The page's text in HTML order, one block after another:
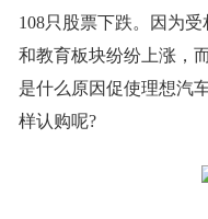
108只股票下跌。因为
和教育板块纷纷上涨，
是什么原因促使理想汽
样认购呢?